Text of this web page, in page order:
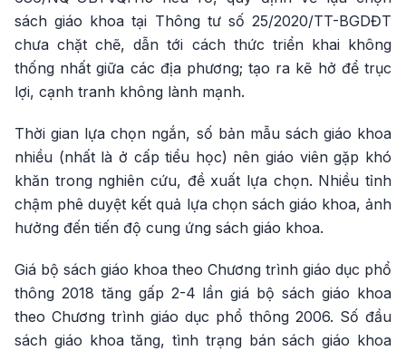
sách giáo khoa tại Thông tư số 25/2020/TT-BGDĐT
chưa chặt chẽ, dẫn tới cách thức triển khai không
thống nhất giữa các địa phương; tạo ra kẽ hở để trục
lợi, cạnh tranh không lành mạnh.
Thời gian lựa chọn ngắn, số bản mẫu sách giáo khoa
nhiều (nhất là ở cấp tiểu học) nên giáo viên gặp khó
khăn trong nghiên cứu, đề xuất lựa chọn. Nhiều tỉnh
chậm phê duyệt kết quả lựa chọn sách giáo khoa, ảnh
hưởng đến tiến độ cung ứng sách giáo khoa.
Giá bộ sách giáo khoa theo Chương trình giáo dục phổ
thông 2018 tăng gấp 2-4 lần giá bộ sách giáo khoa
theo Chương trình giáo dục phổ thông 2006. Số đầu
sách giáo khoa tăng, tình trạng bán sách giáo khoa